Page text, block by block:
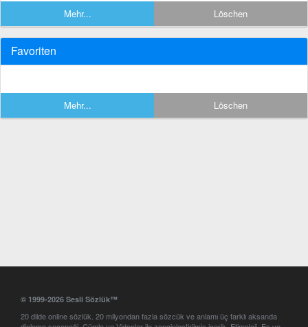
Mehr... Löschen
Favoriten
Mehr... Löschen
© 1999-2026 Sesli Sözlük™
20 dilde online sözlük. 20 milyondan fazla sözcük ve anlamı üç farklı aksanda